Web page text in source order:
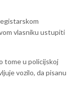
vlasniku ustupiti
tome u policijskoj
vozilo, da pisanu